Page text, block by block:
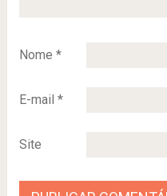
Nome *
E-mail *
Site